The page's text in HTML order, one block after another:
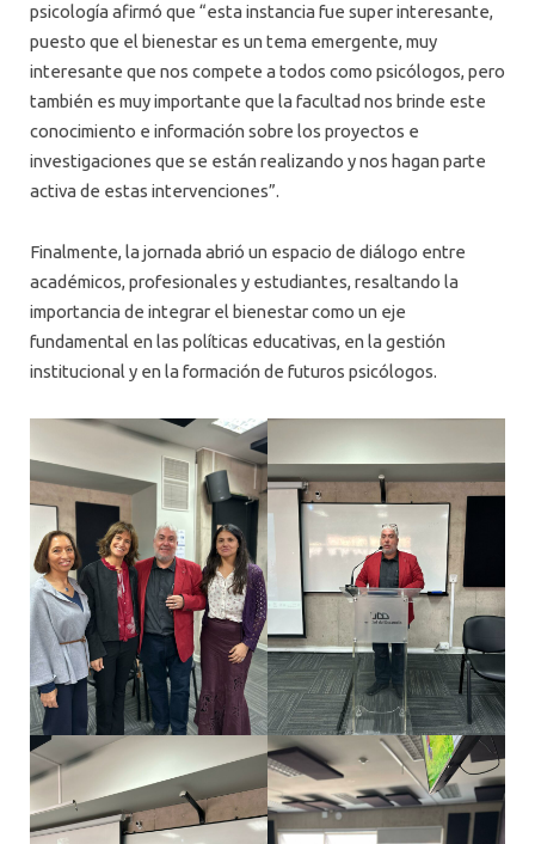
psicología afirmó que “esta instancia fue super interesante,
puesto que el bienestar es un tema emergente, muy
interesante que nos compete a todos como psicólogos, pero
también es muy importante que la facultad nos brinde este
conocimiento e información sobre los proyectos e
investigaciones que se están realizando y nos hagan parte
activa de estas intervenciones”.
Finalmente, la jornada abrió un espacio de diálogo entre
académicos, profesionales y estudiantes, resaltando la
importancia de integrar el bienestar como un eje
fundamental en las políticas educativas, en la gestión
institucional y en la formación de futuros psicólogos.